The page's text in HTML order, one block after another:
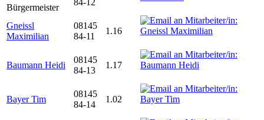
Bürgermeister
84-12
Gneissl
Maximilian
08145
84-11
1.16
Baumann Heidi
08145
84-13
1.17
Bayer Tim
08145
84-14
1.02